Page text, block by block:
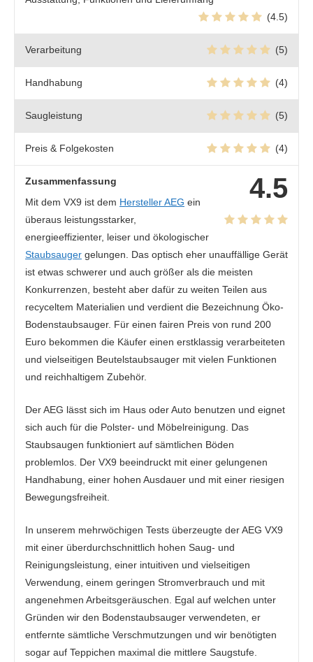
(4.5)
Verarbeitung (5)
Handhabung (4)
Saugleistung (5)
Preis & Folgekosten (4)
4.5
Zusammenfassung
Mit dem VX9 ist dem Hersteller AEG ein
überaus leistungsstarker,
energieeffizienter, leiser und ökologischer
Staubsauger gelungen. Das optisch eher unauffällige Gerät
ist etwas schwerer und auch größer als die meisten
Konkurrenzen, besteht aber dafür zu weiten Teilen aus
recyceltem Materialien und verdient die Bezeichnung Öko-
Bodenstaubsauger. Für einen fairen Preis von rund 200
Euro bekommen die Käufer einen erstklassig verarbeiteten
und vielseitigen Beutelstaubsauger mit vielen Funktionen
und reichhaltigem Zubehör.
Der AEG lässt sich im Haus oder Auto benutzen und eignet
sich auch für die Polster- und Möbelreinigung. Das
Staubsaugen funktioniert auf sämtlichen Böden
problemlos. Der VX9 beeindruckt mit einer gelungenen
Handhabung, einer hohen Ausdauer und mit einer riesigen
Bewegungsfreiheit.
In unserem mehrwöchigen Tests überzeugte der AEG VX9
mit einer überdurchschnittlich hohen Saug- und
Reinigungsleistung, einer intuitiven und vielseitigen
Verwendung, einem geringen Stromverbrauch und mit
angenehmen Arbeitsgeräuschen. Egal auf welchen unter
Gründen wir den Bodenstaubsauger verwendeten, er
entfernte sämtliche Verschmutzungen und wir benötigten
sogar auf Teppichen maximal die mittlere Saugstufe.